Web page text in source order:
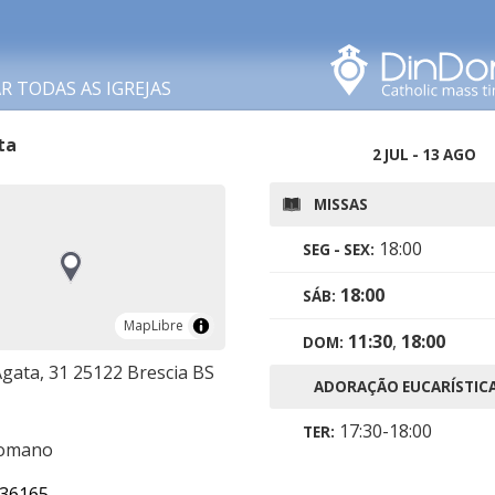
TODAS AS IGREJAS
MapLibre
MapLibre
31 25122 Brescia BS
2 JUL - 13 AGO
MISSAS
SEG - SEX: 18:00
SÁB: 18:00
DOM: 11:30, 18:00
ADORAÇÃO
TER: 17:30-18:00